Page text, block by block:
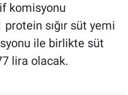
komisyonu
sığır süt yemi
ile birlikte süt
lira olacak.